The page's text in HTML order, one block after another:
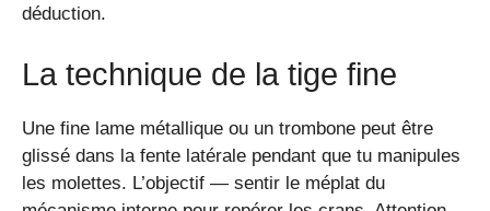
déduction.
La technique de la tige fine
Une fine lame métallique ou un trombone peut être
glissé dans la fente latérale pendant que tu manipules
les molettes. L’objectif — sentir le méplat du